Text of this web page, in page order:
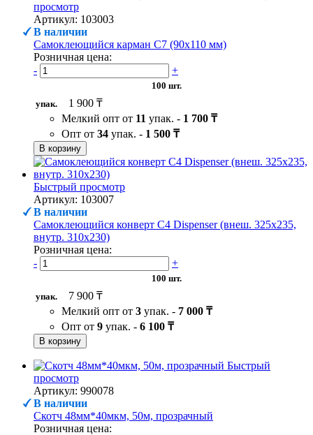
просмотр
Артикул: 103003
В наличии
Самоклеющийся карман C7 (90х110 мм)
Розничная цена:
-
+
100 шт.
упак.
1 900 ₸
Мелкий опт от 11 упак. - 1 700 ₸
Опт от 34 упак. - 1 500 ₸
В корзину
Быстрый просмотр
Артикул: 103007
В наличии
Самоклеющийся конверт С4 Dispenser (внеш. 325х235,
внутр. 310х230)
Розничная цена:
-
+
100 шт.
упак.
7 900 ₸
Мелкий опт от 3 упак. - 7 000 ₸
Опт от 9 упак. - 6 100 ₸
В корзину
Быстрый
просмотр
Артикул: 990078
В наличии
Скотч 48мм*40мкм, 50м, прозрачный
Розничная цена: